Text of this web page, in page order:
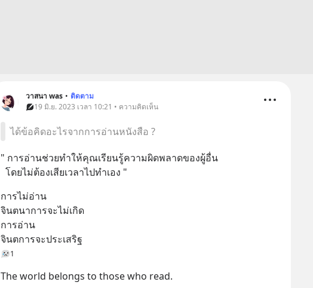
วาสนา was • ติดตาม
19 มิ.ย. 2023 เวลา 10:21 • ความคิดเห็น
ได้ข้อคิดอะไรจากการอ่านหนังสือ ?
" การอ่านช่วยทำให้คุณเรียนรู้ความผิดพลาดของผู้อื่น
  โดยไม่ต้องเสียเวลาไปทำเอง "
การไม่อ่าน
จินตนาการจะไม่เกิด
การอ่าน
จินตการจะประเสริฐ
1
The​ world​ belongs to​ those who​ read.